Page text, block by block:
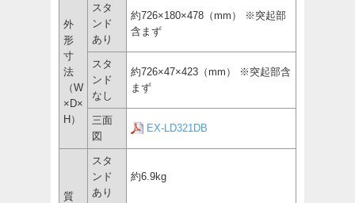
外
形
寸
法
（W
×D×
H）
スタ
ンド
あり
約726×180×478（mm） ※突起部
含まず
スタ
ンド
なし
約726×47×423（mm） ※突起部含
まず
三面
図
EX-LD321DB
質
スタ
ンド
あり
約6.9kg